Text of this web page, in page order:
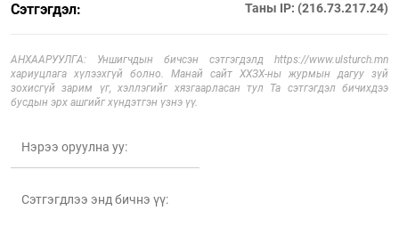
Сэтгэгдэл: Таны IP: (216.73.217.24)
АНХААРУУЛГА: Уншигчдын бичсэн сэтгэгдэлд https://www.ulsturch.mn
хариуцлага хүлээхгүй болно. Манай сайт ХХЗХ-ны журмын дагуу зүй
зохисгүй зарим үг, хэллэгийг хязгаарласан тул Та сэтгэгдэл бичихдээ
бусдын эрх ашгийг хүндэтгэн үзнэ үү.